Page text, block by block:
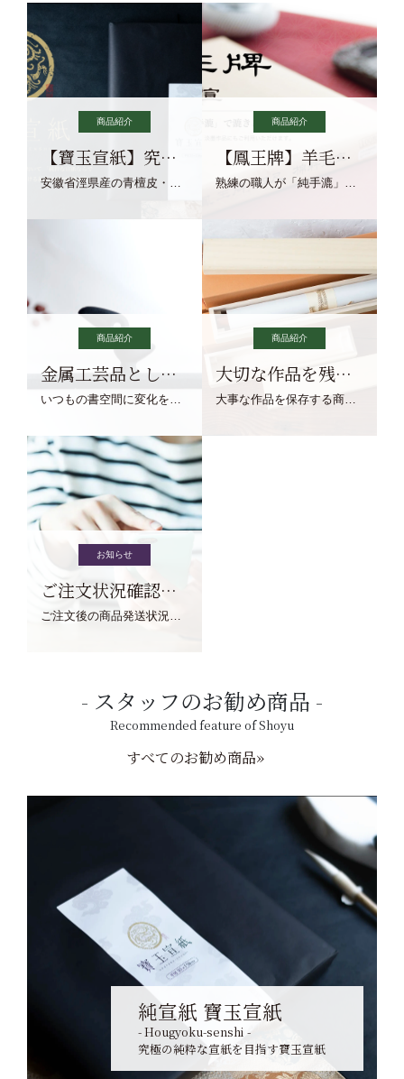
商品紹介
【寶玉宣紙】究極の純粋な宣紙を目指す寶玉宣紙
商品紹介
【鳳王牌】羊毛筆×濃墨での揮毫に最適な宣紙系画仙紙
商品紹介
金属工芸品としての文鎮
商品紹介
大切な作品を残す作品保存商品
お知らせ
ご注文状況確認について
スタッフのお勧め商品
Recommended feature of Shoyu
すべてのお勧め商品»
純宣紙 寶玉宣紙
- Hougyoku-senshi -
究極の純粋な宣紙を目指す寶玉宣紙